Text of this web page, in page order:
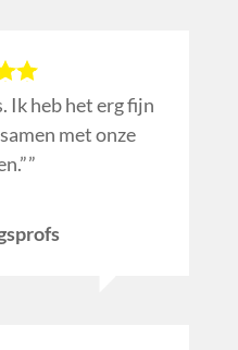
Ik heb het erg fijn
met onze